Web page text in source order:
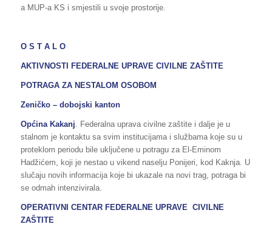
a MUP-a KS i smjestili u svoje prostorije.
O S T A L O
AKTIVNOSTI FEDERALNE UPRAVE CIVILNE ZAŠTITE
POTRAGA ZA NESTALOM OSOBOM
Zeničko – dobojski kanton
Općina Kakanj. Federalna uprava civilne zaštite i dalje je u
stalnom je kontaktu sa svim institucijama i službama koje su u
proteklom periodu bile uključene u potragu za El-Eminom
Hadžićem, koji je nestao u vikend naselju Ponijeri, kod Kaknja. U
slučaju novih informacija koje bi ukazale na novi trag, potraga bi
se odmah intenzivirala.
OPERATIVNI CENTAR FEDERALNE UPRAVE CIVILNE
ZAŠTITE